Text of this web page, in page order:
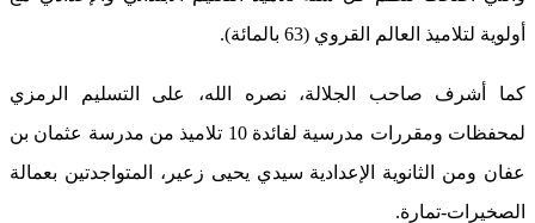
أولوية لتلاميذ العالم القروي (63 بالمائة).
كما أشرف صاحب الجلالة، نصره الله، على التسليم الرمزي
لمحفظات ومقررات مدرسية لفائدة 10 تلاميذ من مدرسة عثمان بن
عفان ومن الثانوية الإعدادية سيدي يحيى زعير، المتواجدتين بعمالة
الصخيرات-تمارة.